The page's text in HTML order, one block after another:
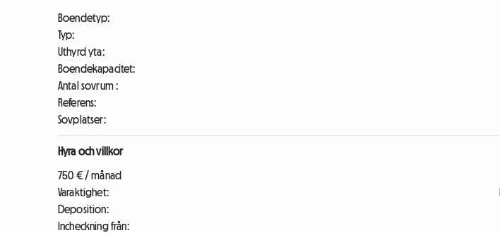
Boendetyp:
Typ:
Uthyrd yta:
Boendekapacitet:
Antal sovrum :
Referens:
Sovplatser:
Hyra och villkor
750 € / månad
Varaktighet:
Deposition:
Incheckning från: